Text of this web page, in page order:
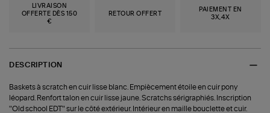
LIVRAISON
OFFERTE DÈS 150
€
RETOUR OFFERT
PAIEMENT EN
3X,4X
DESCRIPTION
Baskets à scratch en cuir lisse blanc. Empiècement étoile en cuir pony
léopard. Renfort talon en cuir lisse jaune. Scratchs sérigraphiés. Inscription
"Old school EDT" sur le côté extérieur. Intérieur en maille bouclette et cuir.